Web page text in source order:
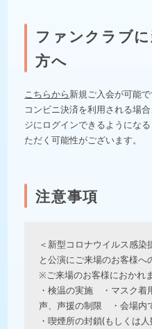
ファンクラブ
方へ
こちらから新規ご入会が可能で
コンビニ決済を利用される場
ジにログインできるようにな
ただく可能性がございます。
注意事項
＜新型コロナウイルス感
と公演にご来場のお
※ご来場のお客様に
・検温の実施 ・マスク
声、声援の制限 ・会
・喫煙所の封鎖(もしく